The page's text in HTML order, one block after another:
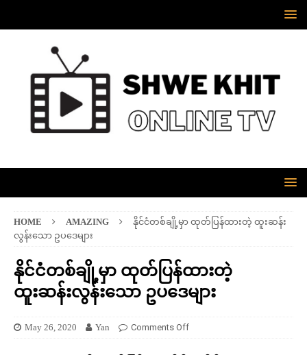
HOME AMAZING
နိုင်ငံတစ်ချို့မှာ ထုတ်ပြန်ထားတဲ့ ထူးဆန်း
လွန်းသော ဥပဒေများ
နိုင်ငံတစ်ချို့မှာ ထုတ်ပြန်ထားတဲ့
ထူးဆန်းလွန်းသော ဥပဒေများ
May 26, 2020 Yan Comments Off